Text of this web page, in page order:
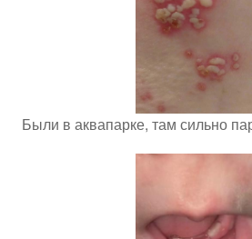
Были в аквапарке, там сильно